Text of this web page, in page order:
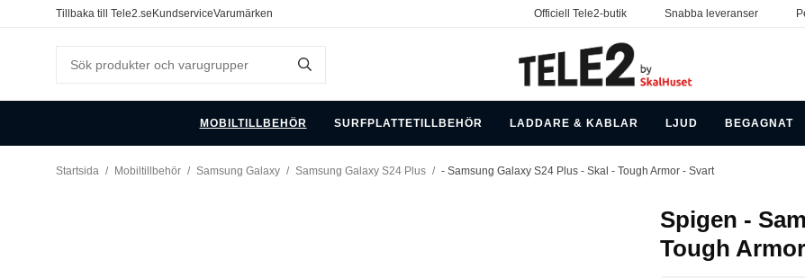
Tillbaka till Tele2.seKundserviceVarumärken Officiell Tele2-butik Snabba leveranser
MOBILTILLBEHÖR SURFPLATTETILLBEHÖR LADDARE & KABLAR LJUD BEGAGNAT
Startsida / Mobiltillbehör / Samsung Galaxy / Samsung Galaxy S24 Plus / - Samsung Galaxy S24 Plus - Skal - Tough Armor - Svart
Spigen -
Tough